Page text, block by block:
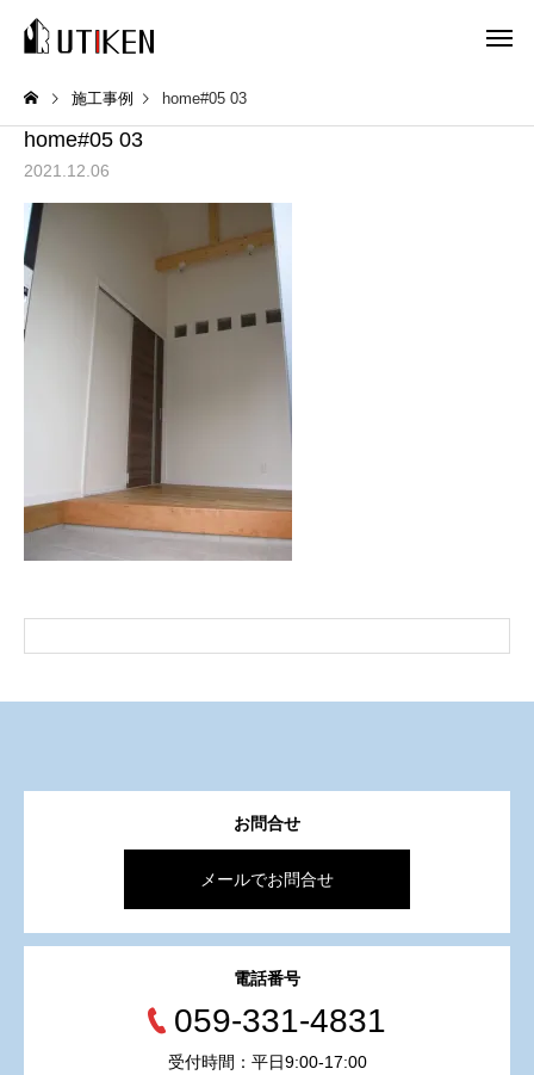
施工事例 home#05 03
home#05 03
2021.12.06
お問合せ
メールでお問合せ
電話番号
059-331-4831
受付時間：平日9:00-17:00